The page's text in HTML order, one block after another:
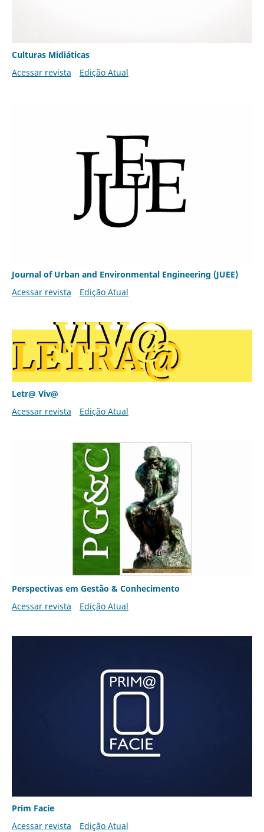
Culturas Midiáticas
Acessar revista
Edição Atual
Journal of Urban and Environmental Engineering (JUEE)
Acessar revista
Edição Atual
Letr@ Viv@
Acessar revista
Edição Atual
Perspectivas em Gestão & Conhecimento
Acessar revista
Edição Atual
Prim Facie
Acessar revista
Edição Atual